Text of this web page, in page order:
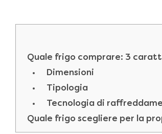
Quale frigo comprare: 3
Dimensioni
Tipologia
Tecnologia di
Quale frigo scegliere per la